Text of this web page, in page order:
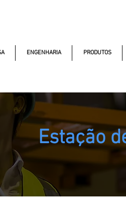
ENGENHARIA PRODUTOS
Estação